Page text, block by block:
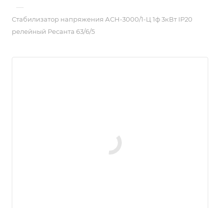
—
Стабилизатор напряжения АСН-3000/1-Ц 1ф 3кВт IP20
релейный Ресанта 63/6/5